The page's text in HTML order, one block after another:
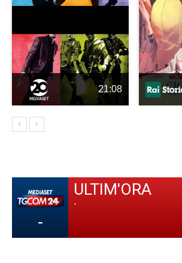
21:08
-
ULTIM'ORA
-